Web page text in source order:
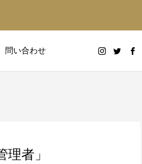
問い合わせ
者」